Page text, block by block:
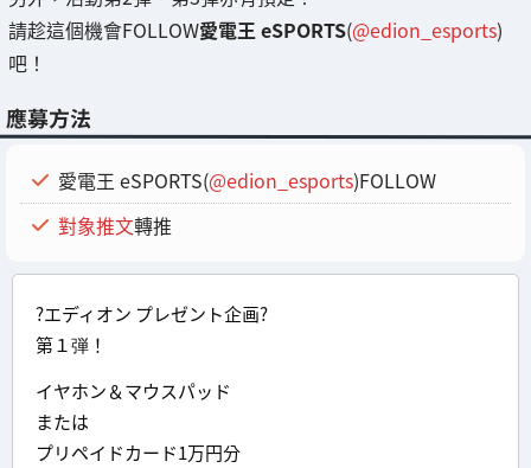
請趁這個機會FOLLOW愛電王 eSPORTS(@edion_esports)
吧！
應募方法
愛電王 eSPORTS(@edion_esports)FOLLOW
對象推文轉推
?エディオン プレゼント企画?
第１弾！
イヤホン＆マウスパッド
または
プリペイドカード1万円分